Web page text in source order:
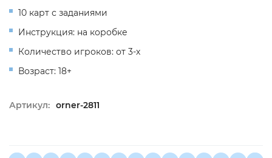
10 карт с заданиями
Инструкция: на коробке
Количество игроков: от 3-х
Возраст: 18+
Артикул: orner-2811